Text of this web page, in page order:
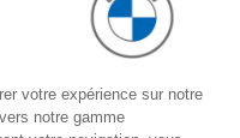
avec pompe